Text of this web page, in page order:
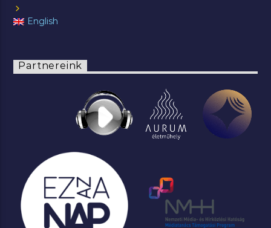
English
Partnereink